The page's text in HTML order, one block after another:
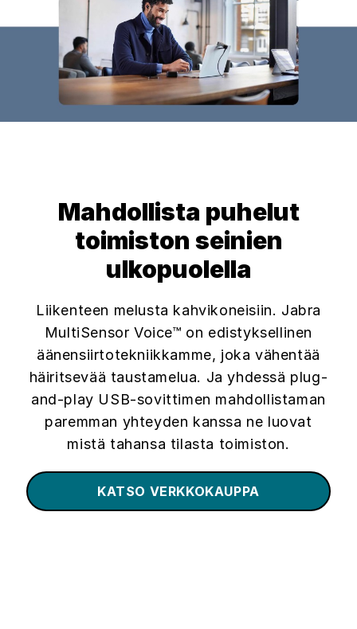
Mahdollista puhelut
toimiston seinien
ulkopuolella
Liikenteen melusta kahvikoneisiin. Jabra
MultiSensor Voice™ on edistyksellinen
äänensiirtotekniikkamme, joka vähentää
häiritsevää taustamelua. Ja yhdessä plug-
and-play USB-sovittimen mahdollistaman
paremman yhteyden kanssa ne luovat
mistä tahansa tilasta toimiston.
KATSO VERKKOKAUPPA